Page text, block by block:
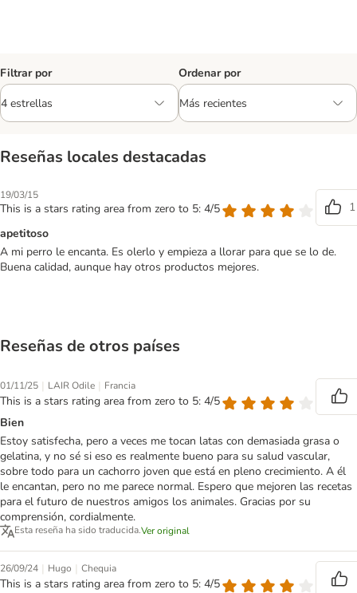
Filtrar por Ordenar por
Reseñas locales destacadas
19/03/15
This is a stars rating area from zero to 5: 4/5
1
apetitoso
A mi perro le encanta. Es olerlo y empieza a llorar para que se lo de.
Buena calidad, aunque hay otros productos mejores.
Reseñas de otros países
01/11/25 | LAIR Odile | Francia
This is a stars rating area from zero to 5: 4/5
Bien
Estoy satisfecha, pero a veces me tocan latas con demasiada grasa o
gelatina, y no sé si eso es realmente bueno para su salud vascular,
sobre todo para un cachorro joven que está en pleno crecimiento. A él
le encantan, pero no me parece normal. Espero que mejoren las recetas
para el futuro de nuestros amigos los animales. Gracias por su
comprensión, cordialmente.
Esta reseña ha sido traducida.Ver original
26/09/24 | Hugo | Chequia
This is a stars rating area from zero to 5: 4/5